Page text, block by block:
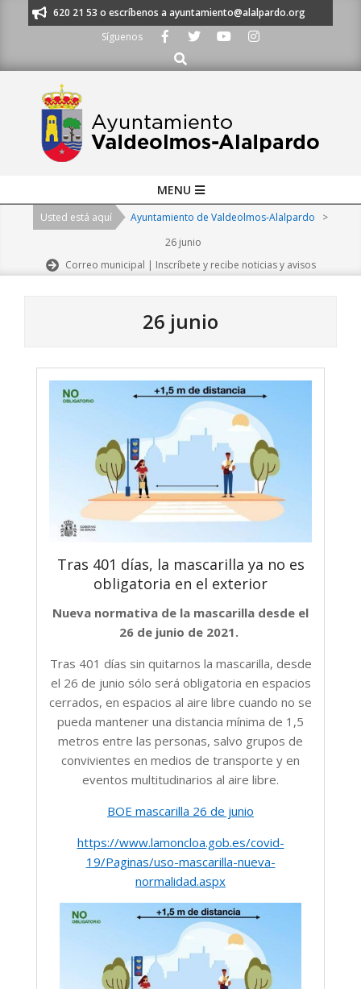
al 91 620 21 53 o escríbenos a ayuntamiento@alalpardo.org
Síguenos
Buscar
Navigation
MENU
Usted está aquí Ayuntamiento de Valdeolmos-Alalpardo
>
26 junio
Correo municipal | Inscríbete y recibe noticias y avisos
26 junio
Tras 401 días, la mascarilla ya no es
obligatoria en el exterior
Nueva normativa de la mascarilla desde el
26 de junio de 2021.
Tras 401 días sin quitarnos la mascarilla, desde
el 26 de junio sólo será obligatoria en espacios
cerrados, en espacios al aire libre cuando no se
pueda mantener una distancia mínima de 1,5
metros entre las personas, salvo grupos de
convivientes en medios de transporte y en
eventos multitudinarios al aire libre.
BOE mascarilla 26 de junio
https://www.lamoncloa.gob.es/covid-
19/Paginas/uso-mascarilla-nueva-
normalidad.aspx